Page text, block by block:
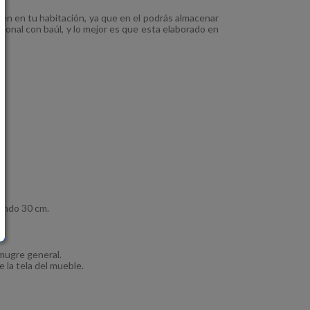
en tu habitación, ya que en el podrás almacenar
con baúl, y lo mejor es que esta elaborado en
30 cm.
general.
la tela del mueble.